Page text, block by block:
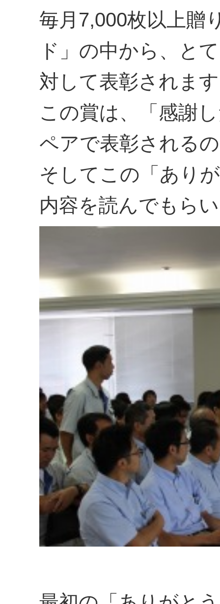
毎月7,000枚以上贈
ド」の中から、と
対して表彰されま
この賞は、「感謝
ペアで表彰される
そしてこの「あり
内容を読んでもら